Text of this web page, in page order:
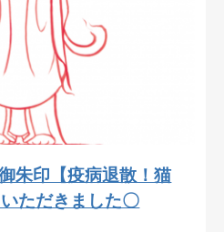
朱印【疫病退散！猫
ただきました〇